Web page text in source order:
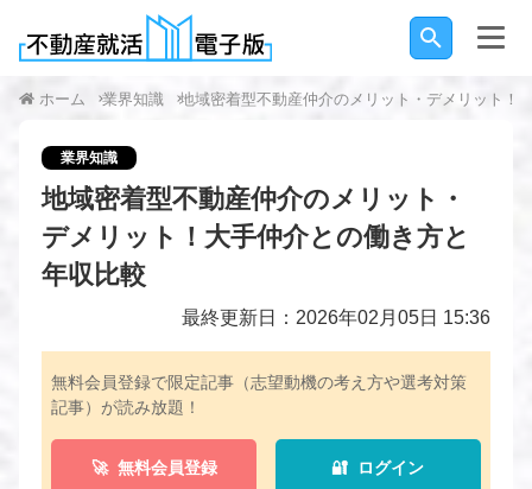
ホーム 業界知識 地域密着型不動産仲介のメリット・デメリット！
業界知識
地域密着型不動産仲介のメリット・
デメリット！大手仲介との働き方と
年収比較
最終更新日：2026年02月05日 15:36
無料会員登録で限定記事（志望動機の考え方や選考対策
記事）が読み放題！
🚀 無料会員登録 🔐 ログイン